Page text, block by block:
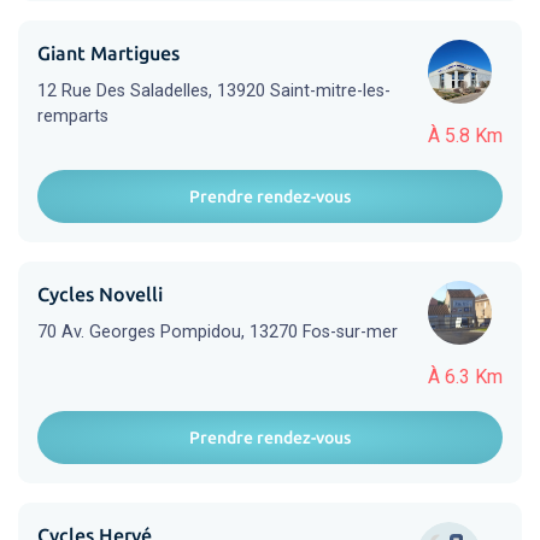
À 5.8 Km
Giant Martigues
12 Rue Des Saladelles, 13920 Saint-mitre-les-
remparts
Prendre rendez-vous
À 6.3 Km
Cycles Novelli
70 Av. Georges Pompidou, 13270 Fos-sur-mer
Prendre rendez-vous
Cycles Hervé